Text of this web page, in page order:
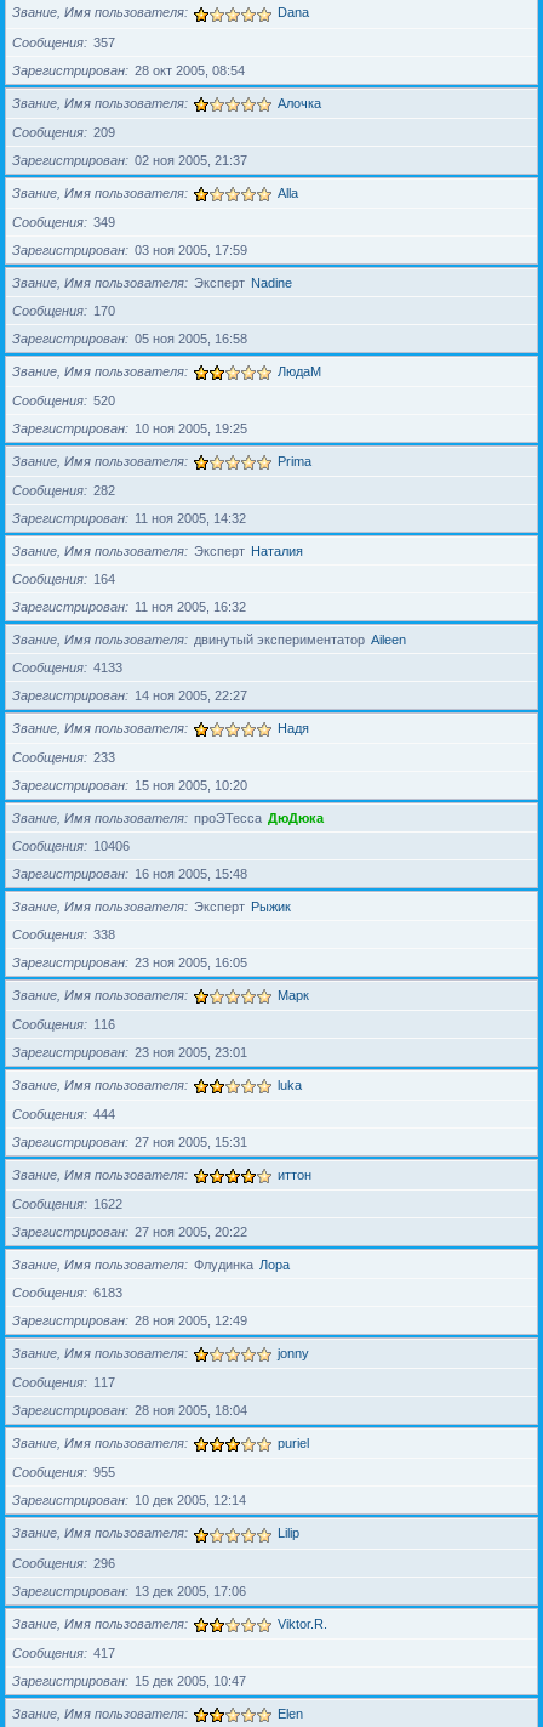
Звание, Имя пользователя Dana
Сообщения
357
Зарегистрирован
28 окт 2005, 08:54
Звание, Имя пользователя Алочка
Сообщения
209
Зарегистрирован
02 ноя 2005, 21:37
Звание, Имя пользователя Alla
Сообщения
349
Зарегистрирован
03 ноя 2005, 17:59
Звание, Имя пользователя Эксперт Nadine
Сообщения
170
Зарегистрирован
05 ноя 2005, 16:58
Звание, Имя пользователя ЛюдаМ
Сообщения
520
Зарегистрирован
10 ноя 2005, 19:25
Звание, Имя пользователя Prima
Сообщения
282
Зарегистрирован
11 ноя 2005, 14:32
Звание, Имя пользователя Эксперт Наталия
Сообщения
164
Зарегистрирован
11 ноя 2005, 16:32
Звание, Имя пользователя двинутый экспериментатор Aileen
Сообщения
4133
Зарегистрирован
14 ноя 2005, 22:27
Звание, Имя пользователя Надя
Сообщения
233
Зарегистрирован
15 ноя 2005, 10:20
Звание, Имя пользователя проЭТесса ДюДюка
Сообщения
10406
Зарегистрирован
16 ноя 2005, 15:48
Звание, Имя пользователя Эксперт Рыжик
Сообщения
338
Зарегистрирован
23 ноя 2005, 16:05
Звание, Имя пользователя Марк
Сообщения
116
Зарегистрирован
23 ноя 2005, 23:01
Звание, Имя пользователя luka
Сообщения
444
Зарегистрирован
27 ноя 2005, 15:31
Звание, Имя пользователя иттон
Сообщения
1622
Зарегистрирован
27 ноя 2005, 20:22
Звание, Имя пользователя Флудинка Лора
Сообщения
6183
Зарегистрирован
28 ноя 2005, 12:49
Звание, Имя пользователя jonny
Сообщения
117
Зарегистрирован
28 ноя 2005, 18:04
Звание, Имя пользователя puriel
Сообщения
955
Зарегистрирован
10 дек 2005, 12:14
Звание, Имя пользователя Lilip
Сообщения
296
Зарегистрирован
13 дек 2005, 17:06
Звание, Имя пользователя Viktor.R.
Сообщения
417
Зарегистрирован
15 дек 2005, 10:47
Звание, Имя пользователя Elen